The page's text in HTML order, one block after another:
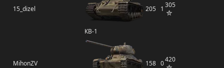
15_dizel
КВ-1
205 1 305
MihonZV 158 0420